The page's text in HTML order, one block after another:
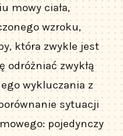
mowy ciała,
wzroku,
która zwykle jest
odróżniać zwykłą
wykluczania z
sytuacji
pojedynczy